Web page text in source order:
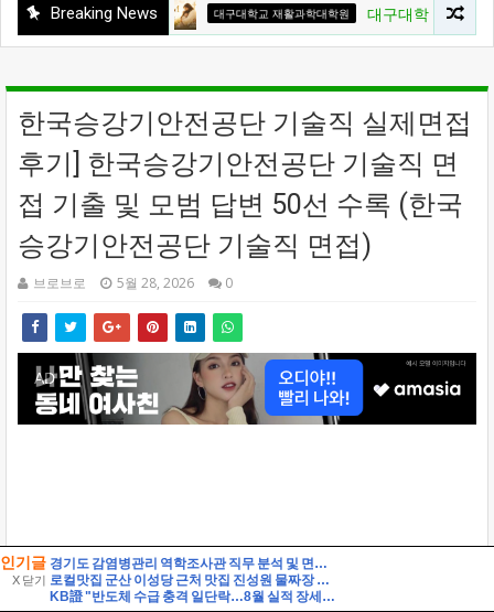
인기글
X 닫기
경기도 감염병관리 역학조사관 직무 분석 및 면접 준비 팁 자기소개 스크립트 및 실제 면접 합격 답안
로컬맛집 군산 이성당 근처 맛집 진성원 물짜장 솔직후기, 경암동 철길마을 근처가 더 맞다.
KB證 "반도체 수급 충격 일단락…8월 실적 장세 본격화"